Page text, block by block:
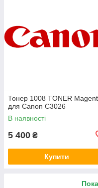
Тонер 1008 TONER
для Canon C3026
В наявності
5 400 ₴
Купити